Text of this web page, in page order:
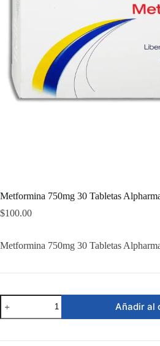
Metformina 750mg 30 Tabletas
$100.00
Metformina 750mg 30 Tabletas
Metformina
750mg
30
Añadir al